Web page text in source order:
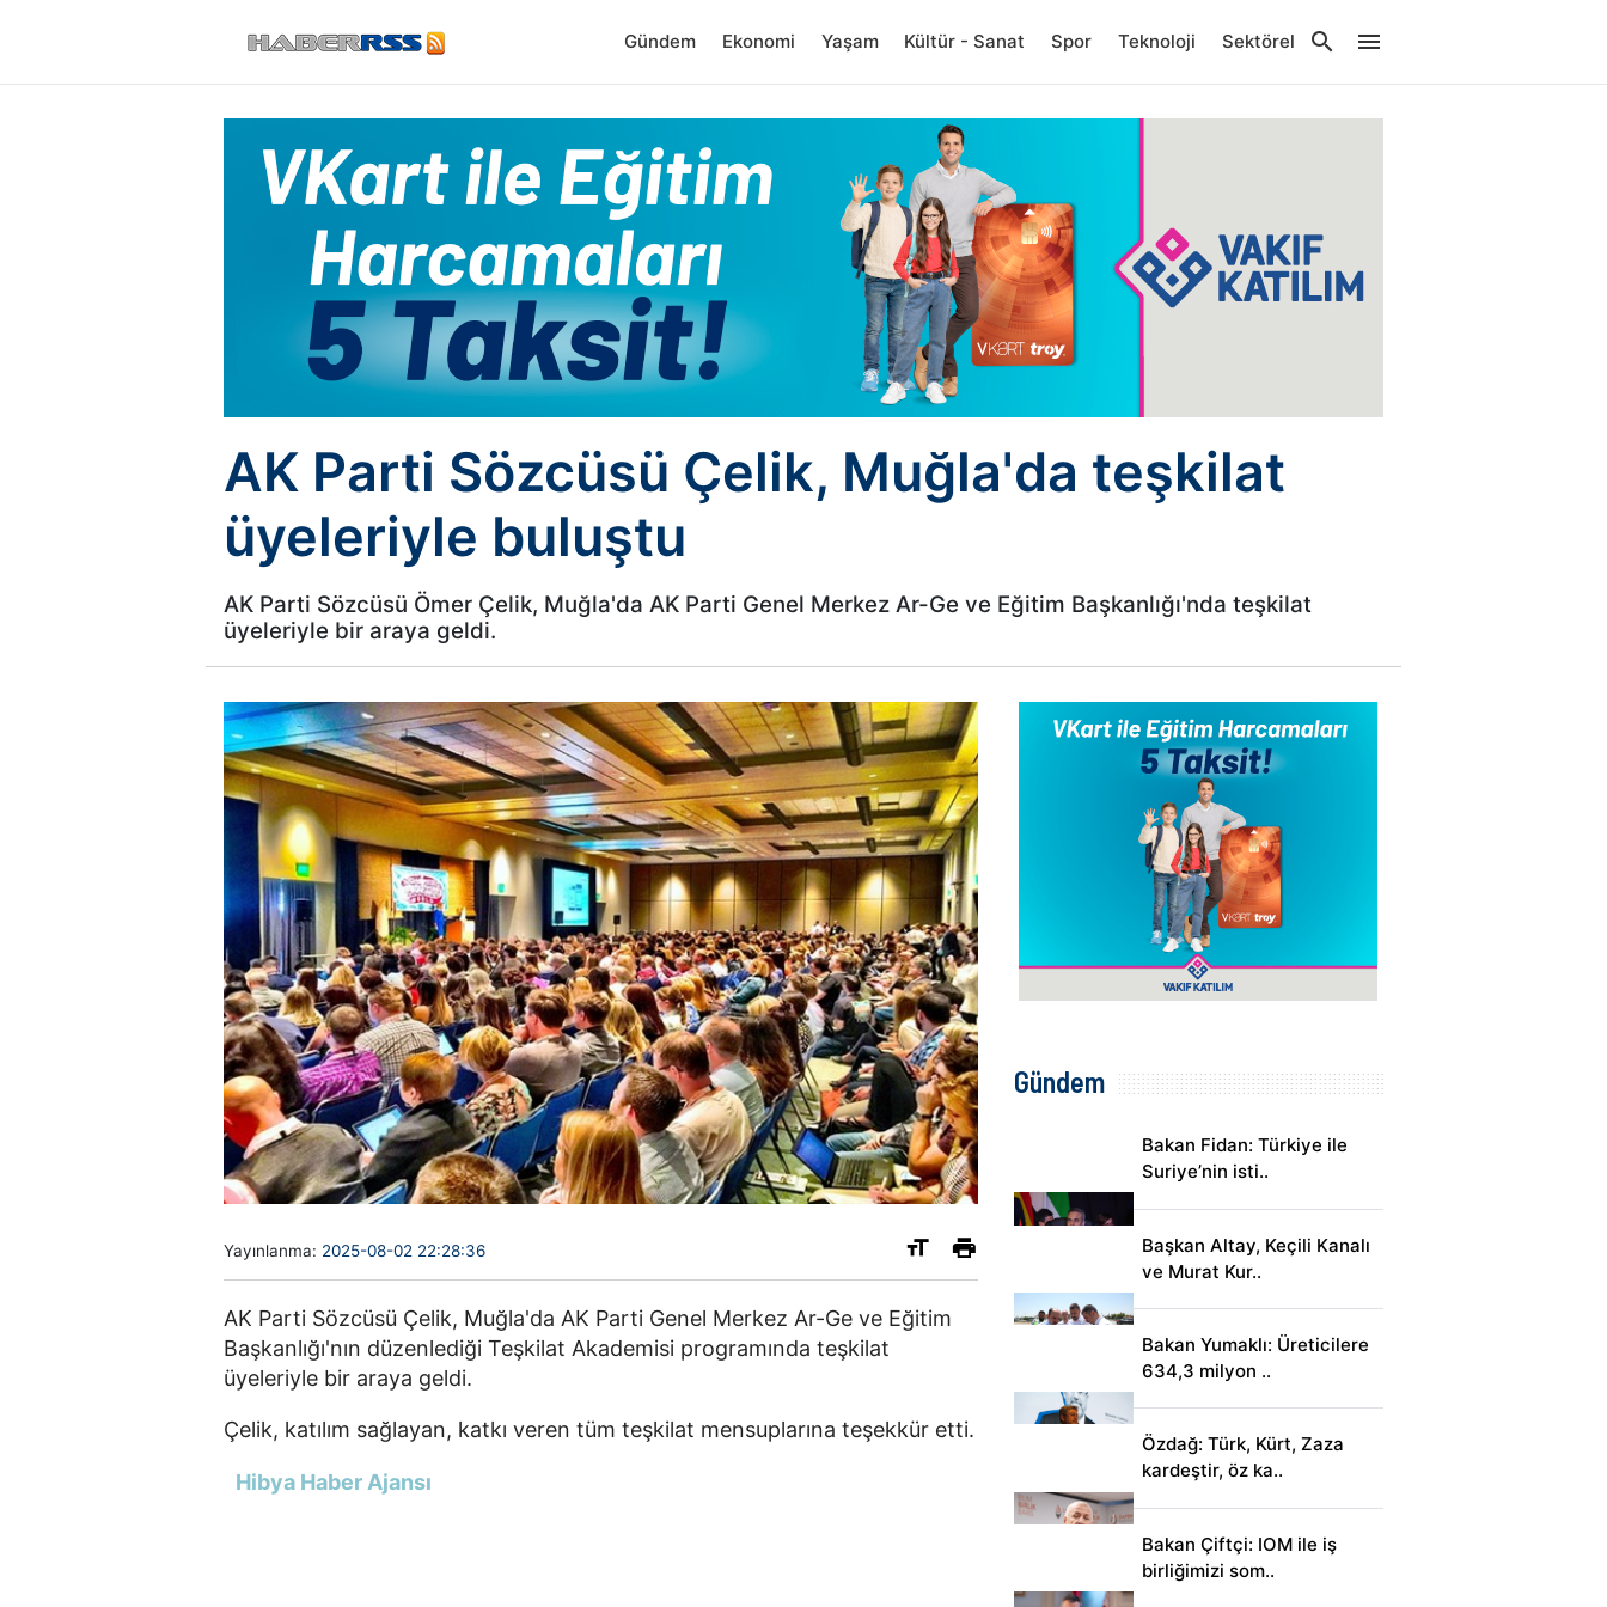
Gündem Ekonomi Yaşam Kültür - Sanat Spor Teknoloji Sektörel
AK Parti Sözcüsü Çelik, Muğla'da teşkilat
üyeleriyle buluştu
AK Parti Sözcüsü Ömer Çelik, Muğla'da AK Parti Genel Merkez Ar-Ge ve Eğitim Başkanlığı'nda teşkilat
üyeleriyle bir araya geldi.
Yayınlanma: 2025-08-02 22:28:36
AK Parti Sözcüsü Çelik, Muğla'da AK Parti Genel Merkez Ar-Ge ve Eğitim
Başkanlığı'nın düzenlediği Teşkilat Akademisi programında teşkilat
üyeleriyle bir araya geldi.
Çelik, katılım sağlayan, katkı veren tüm teşkilat mensuplarına teşekkür etti.
Hibya Haber Ajansı
Gündem
Bakan Fidan: Türkiye ile
Suriye’nin isti..
Başkan Altay, Keçili Kanalı
ve Murat Kur..
Bakan Yumaklı: Üreticilere
634,3 milyon ..
Özdağ: Türk, Kürt, Zaza
kardeştir, öz ka..
Bakan Çiftçi: IOM ile iş
birliğimizi som..